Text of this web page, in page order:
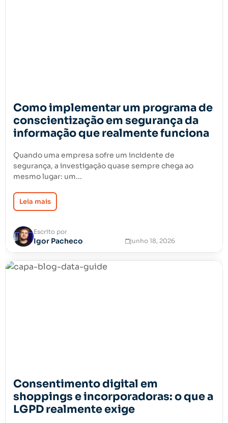
Como implementar um programa de
conscientização em segurança da
informação que realmente funciona
Quando uma empresa sofre um incidente de
segurança, a investigação quase sempre chega ao
mesmo lugar: um...
Leia mais
Escrito por
Igor Pacheco junho 18, 2026
Consentimento digital em
shoppings e incorporadoras: o que a
LGPD realmente exige